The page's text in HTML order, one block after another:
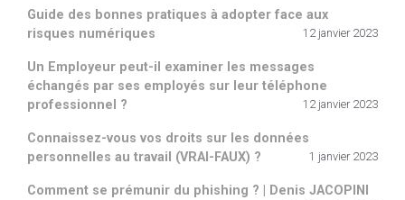
Guide des bonnes pratiques à adopter face aux
risques numériques
12 janvier 2023
Un Employeur peut-il examiner les messages
échangés par ses employés sur leur téléphone
professionnel ?
12 janvier 2023
Connaissez-vous vos droits sur les données
personnelles au travail (VRAI-FAUX) ?
1 janvier 2023
Comment se prémunir du phishing ? | Denis JACOPINI